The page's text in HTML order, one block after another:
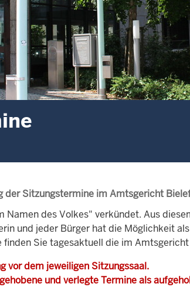
der Sitzungstermine im Amtsgericht
des Volkes" verkündet. Aus
und jeder Bürger hat die Möglichkeit
finden Sie tagesaktuell die im
vor dem jeweiligen Sitzungssaal.
und verlegte Termine als